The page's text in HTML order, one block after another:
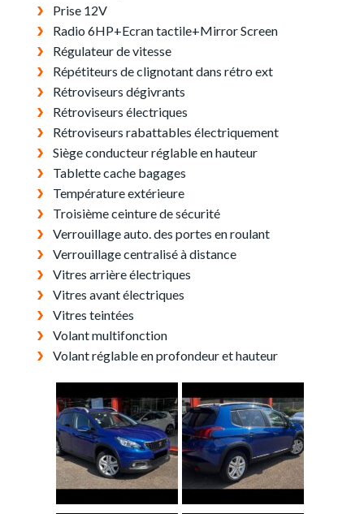
Prise 12V
Radio 6HP+Ecran tactile+Mirror Screen
Régulateur de vitesse
Répétiteurs de clignotant dans rétro ext
Rétroviseurs dégivrants
Rétroviseurs électriques
Rétroviseurs rabattables électriquement
Siège conducteur réglable en hauteur
Tablette cache bagages
Température extérieure
Troisième ceinture de sécurité
Verrouillage auto. des portes en roulant
Verrouillage centralisé à distance
Vitres arrière électriques
Vitres avant électriques
Vitres teintées
Volant multifonction
Volant réglable en profondeur et hauteur